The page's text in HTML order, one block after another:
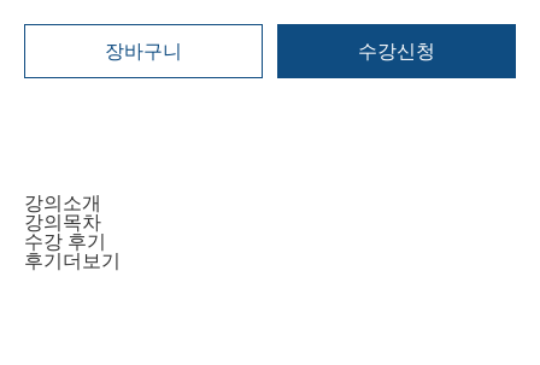
장바구니 수강신청
강의소개
강의목차
수강 후기
후기더보기